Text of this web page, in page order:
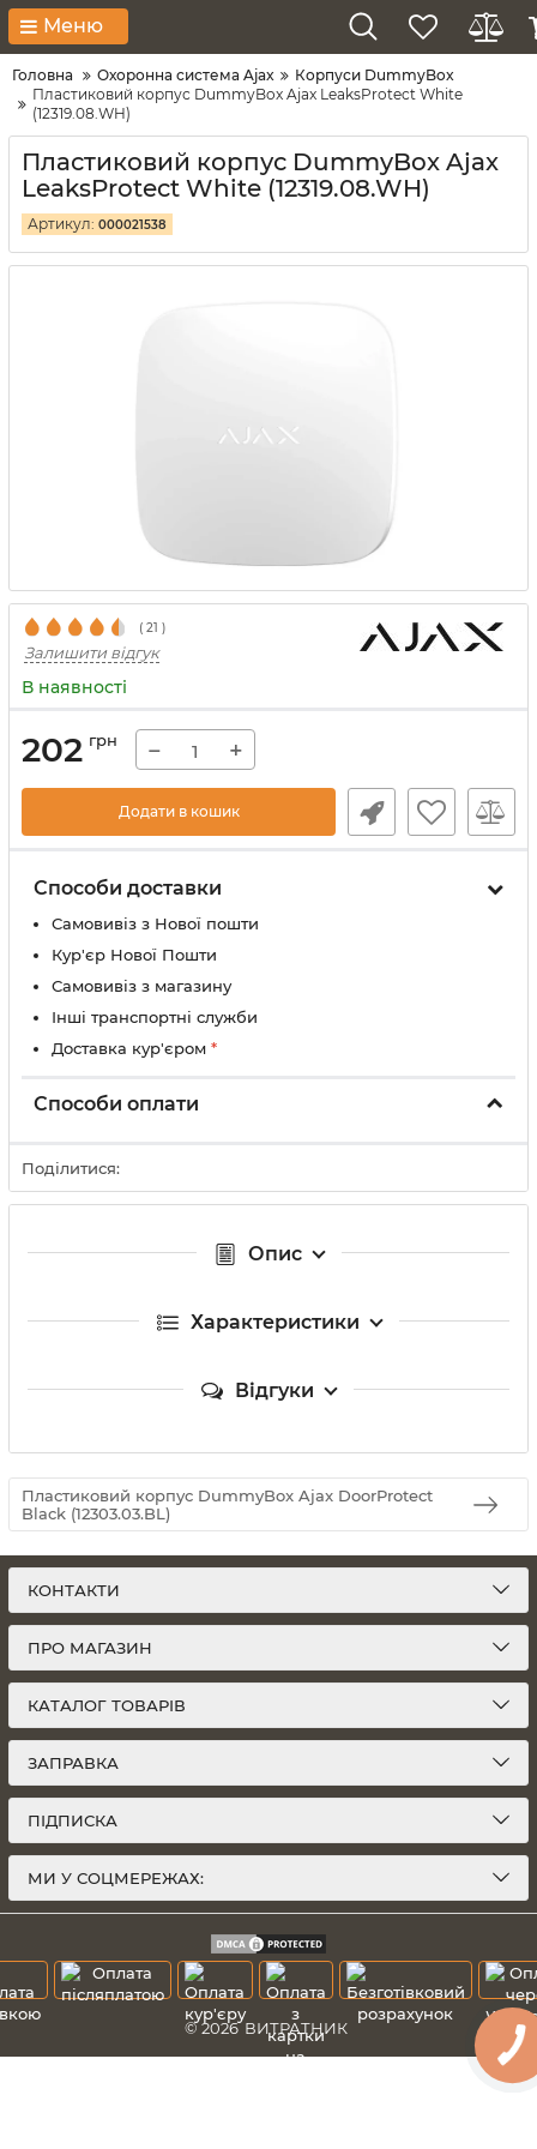
Меню
Головна Охоронна система Ajax
Корпуси DummyBox
Пластиковий корпус DummyBox Ajax LeaksProtect White
(12319.08.WH)
Пластиковий корпус DummyBox Ajax
LeaksProtect White (12319.08.WH)
Артикул: 000021538
( 21 )
Залишити відгук
В наявності
202 грн − +
Додати в кошик
Способи доставки
Самовивіз з Нової пошти
Кур'єр Нової Пошти
Самовивіз з магазину
Інші транспортні служби
Доставка кур'єром *
Способи оплати
Поділитися:
Опис
Характеристики
Відгуки
Пластиковий корпус DummyBox Ajax DoorProtect
Black (12303.03.BL)
КОНТАКТИ
ПРО МАГАЗИН
КАТАЛОГ ТОВАРІВ
ЗАПРАВКА
ПІДПИСКА
МИ У СОЦМЕРЕЖАХ:
© 2026 ВИТРАТНИК